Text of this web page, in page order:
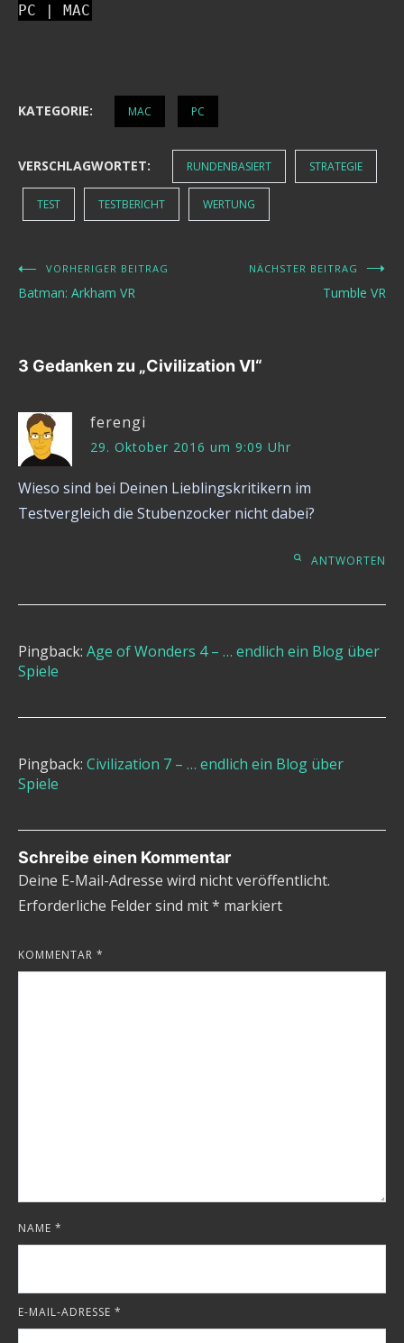
PC | MAC
KATEGORIE: MAC PC
VERSCHLAGWORTET: RUNDENBASIERT STRATEGIE
TEST TESTBERICHT WERTUNG
Beitragsnavigation
VORHERIGER BEITRAG
Batman: Arkham VR
NÄCHSTER BEITRAG
Tumble VR
3 Gedanken zu „Civilization VI“
ferengi
29. Oktober 2016 um 9:09 Uhr
Wieso sind bei Deinen Lieblingskritikern im
Testvergleich die Stubenzocker nicht dabei?
ANTWORTEN
Pingback: Age of Wonders 4 – … endlich ein Blog über
Spiele
Pingback: Civilization 7 – … endlich ein Blog über
Spiele
Schreibe einen Kommentar
Deine E-Mail-Adresse wird nicht veröffentlicht.
Erforderliche Felder sind mit* markiert
KOMMENTAR *
NAME *
E-MAIL-ADRESSE *